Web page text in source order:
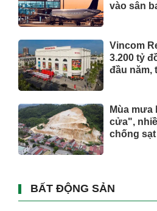
vào sân
Vincom
3.200 tỷ
đầu năm,
Mùa mưa
cửa",
chống
BẤT ĐỘNG SẢN